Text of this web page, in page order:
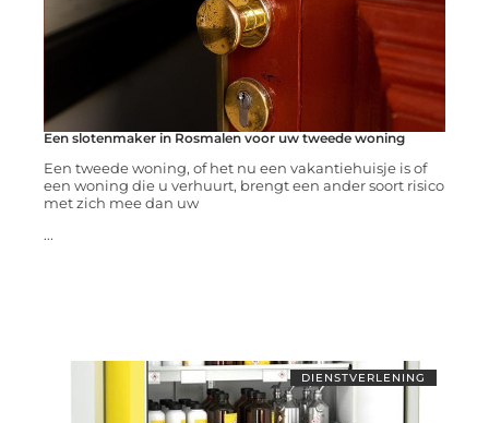
Een slotenmaker in Rosmalen voor uw tweede woning
Een tweede woning, of het nu een vakantiehuisje is of
een woning die u verhuurt, brengt een ander soort risico
met zich mee dan uw
...
DIENSTVERLENING